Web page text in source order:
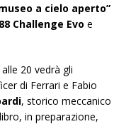
a cielo aperto”
Challenge Evo e
20 vedrà gli
di Ferrari e Fabio
, storico meccanico
in preparazione,